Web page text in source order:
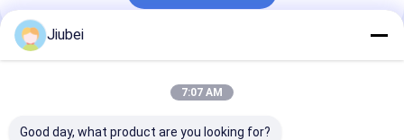
Nuestras Categorías
Jiubei
7:07 AM
Good day, what product are you looking for?